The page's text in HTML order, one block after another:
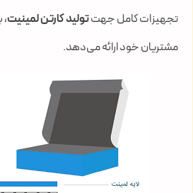
تجهیزات کامل جهتتولید کارتن لمینیت
مشتریان خود ارائه می‌دهد.